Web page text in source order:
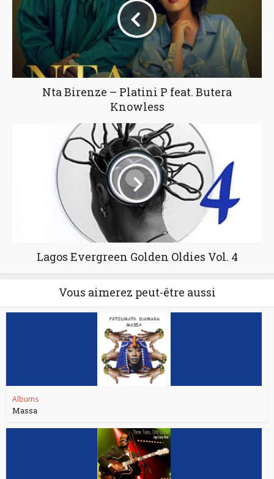
Nta Birenze – Platini P feat. Butera
Knowless
Lagos Evergreen Golden Oldies Vol. 4
Vous aimerez peut-être aussi
Albums
Massa